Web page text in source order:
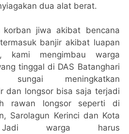
dua alat berat.
korban jiwa akibat bencana
banjir akibat luapan
kami mengimbau warga
tinggal di DAS Batanghari
meningkatkan
dan longsor bisa saja terjadi
rawan longsor seperti di
Sarolagun Kerinci dan Kota
Jadi warga harus